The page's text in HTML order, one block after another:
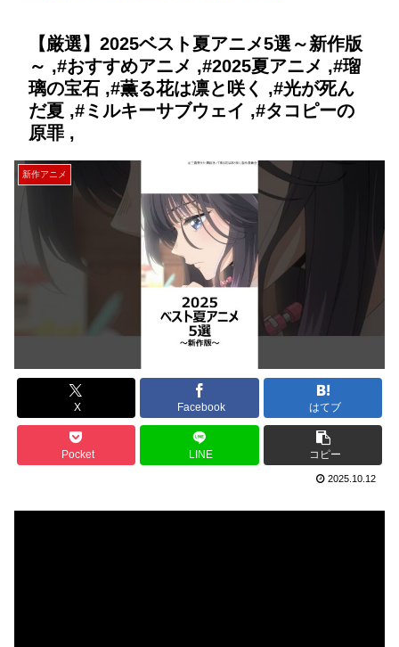
【厳選】2025ベスト夏アニメ5選～新作版
～ ,#おすすめアニメ ,#2025夏アニメ ,#瑠
璃の宝石 ,#薫る花は凛と咲く ,#光が死ん
だ夏 ,#ミルキーサブウェイ ,#タコピーの
原罪 ,
新作アニメ
X Facebook はてブ
Pocket LINE コピー
2025.10.12